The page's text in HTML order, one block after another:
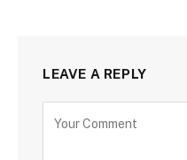
LEAVE A REPLY